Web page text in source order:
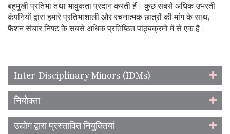
बहुमुखी प्रतिभा तथा भावुकता प्रदान करती हैं। कुछ सबसे अधिक उभरती
कंपनियों द्वारा हमारे प्रतिभाशाली और रचनात्मक छात्रों की मांग के साथ,
फैशन संचार निफ्ट के सबसे अधिक प्रतिष्ठित पाठ्यक्रमों में से एक है।
Inter-Disciplinary Minors (IDMs)
नियोक्ता
उद्योग द्वारा प्रस्तावित नियुक्तियां